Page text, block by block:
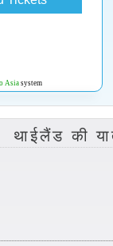
Asiasystem
थाईलैंड की